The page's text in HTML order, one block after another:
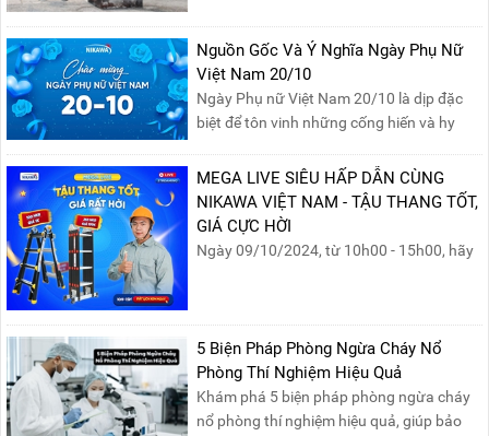
cháy xăng dầu rất dễ lan rộng và gây thiệt
hại nghiêm trọng nếu không được xử lý kịp
thời. Vì vậy, việc hiểu rõ các phương pháp
dập tắt...
Nguồn Gốc Và Ý Nghĩa Ngày Phụ Nữ
Việt Nam 20/10
Ngày Phụ nữ Việt Nam 20/10 là dịp đặc
biệt để tôn vinh những cống hiến và hy
Khởi nguồn từ sự ra đời của Hội Phụ nữ
phản đế Việt Nam vào năm 1930, ngày
này không chỉ ghi nhận vai trò quan trọng
của phụ nữ ...
MEGA LIVE SIÊU HẤP DẪN CÙNG
NIKAWA VIỆT NAM - TẬU THANG TỐT,
GIÁ CỰC HỜI
Ngày 09/10/2024, từ 10h00 - 15h00, hãy
phần quà siêu hấp dẫn và mua sắm
những sản phẩm thang chính hãng với
mức giá không thể tốt hơn!Tham gia
Mega Live, bạn sẽ nhận được gì?...
5 Biện Pháp Phòng Ngừa Cháy Nổ
Phòng Thí Nghiệm Hiệu Quả
Khám phá 5 biện pháp phòng ngừa cháy
nổ phòng thí nghiệm hiệu quả, giúp bảo